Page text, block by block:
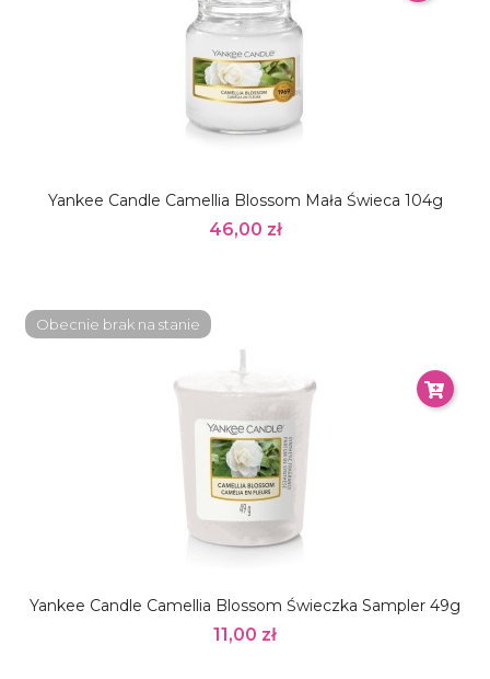
Yankee Candle Camellia Blossom Mała Świeca 104g
46,00 zł
Yankee Candle Camellia Blossom Świeczka Sampler 49g
11,00 zł
Obecnie brak na stanie